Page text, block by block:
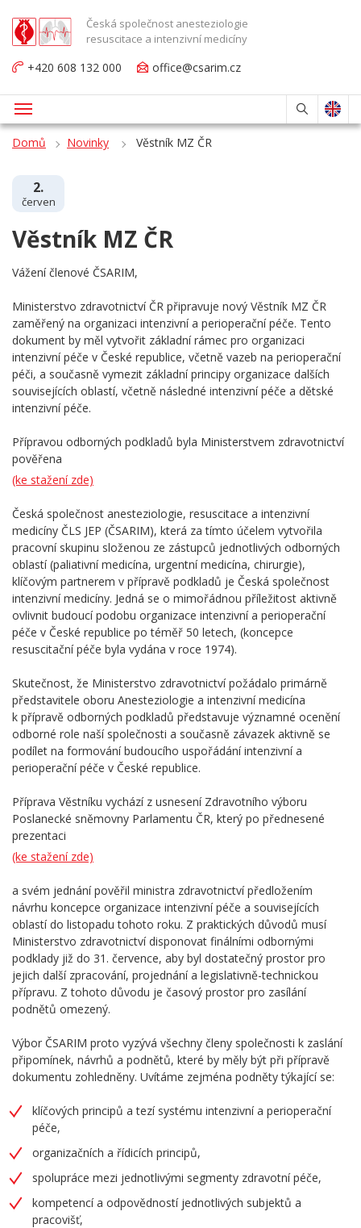
Česká společnost anesteziologie
resuscitace a intenzivní medicíny
+420 608 132 000 office@csarim.cz
Domů Novinky Věstník MZ ČR
2.
červen
Věstník MZ ČR
Vážení členové ČSARIM,
Ministerstvo zdravotnictví ČR připravuje nový Věstník MZ ČR
zaměřený na organizaci intenzivní a perioperační péče. Tento
dokument by měl vytvořit základní rámec pro organizaci
intenzivní péče v České republice, včetně vazeb na perioperační
péči, a současně vymezit základní principy organizace dalších
souvisejících oblastí, včetně následné intenzivní péče a dětské
intenzivní péče.
Přípravou odborných podkladů byla Ministerstvem zdravotnictví
pověřena
(ke stažení zde)
Česká společnost anesteziologie, resuscitace a intenzivní
medicíny ČLS JEP (ČSARIM), která za tímto účelem vytvořila
pracovní skupinu složenou ze zástupců jednotlivých odborných
oblastí (paliativní medicína, urgentní medicína, chirurgie),
klíčovým partnerem v přípravě podkladů je Česká společnost
intenzivní medicíny. Jedná se o mimořádnou příležitost aktivně
ovlivnit budoucí podobu organizace intenzivní a perioperační
péče v České republice po téměř 50 letech, (koncepce
resuscitační péče byla vydána v roce 1974).
Skutečnost, že Ministerstvo zdravotnictví požádalo primárně
představitele oboru Anesteziologie a intenzivní medicína
k přípravě odborných podkladů představuje významné ocenění
odborné role naší společnosti a současně závazek aktivně se
podílet na formování budoucího uspořádání intenzivní a
perioperační péče v České republice.
Příprava Věstníku vychází z usnesení Zdravotního výboru
Poslanecké sněmovny Parlamentu ČR, který po přednesené
prezentaci
(ke stažení zde)
a svém jednání pověřil ministra zdravotnictví předložením
návrhu koncepce organizace intenzivní péče a souvisejících
oblastí do listopadu tohoto roku. Z praktických důvodů musí
Ministerstvo zdravotnictví disponovat finálními odbornými
podklady již do 31. července, aby byl dostatečný prostor pro
jejich další zpracování, projednání a legislativně-technickou
přípravu. Z tohoto důvodu je časový prostor pro zasílání
podnětů omezený.
Výbor ČSARIM proto vyzývá všechny členy společnosti k zaslání
připomínek, návrhů a podnětů, které by měly být při přípravě
dokumentu zohledněny. Uvítáme zejména podněty týkající se:
klíčových principů a tezí systému intenzivní a perioperační
péče,
organizačních a řídicích principů,
spolupráce mezi jednotlivými segmenty zdravotní péče,
kompetencí a odpovědností jednotlivých subjektů a
pracovišť,